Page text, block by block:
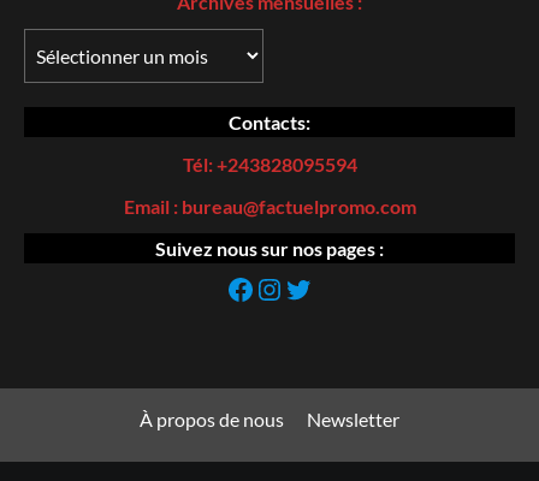
Contacts:
Tél: +243828095594
Email : bureau@factuelpromo.com
Suivez nous sur nos pages :
https://web.facebook.com/Factuel-Promo-107185195044869/
Instagram
https://twitter.com/
À propos de nous Newsletter